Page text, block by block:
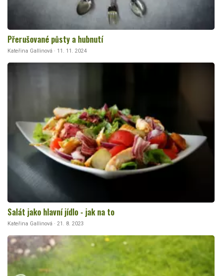
Přerušované půsty a hubnutí
Kateřina Gallinová · 11. 11. 2024
Salát jako hlavní jídlo - jak na to
Kateřina Gallinová · 21. 8. 2023